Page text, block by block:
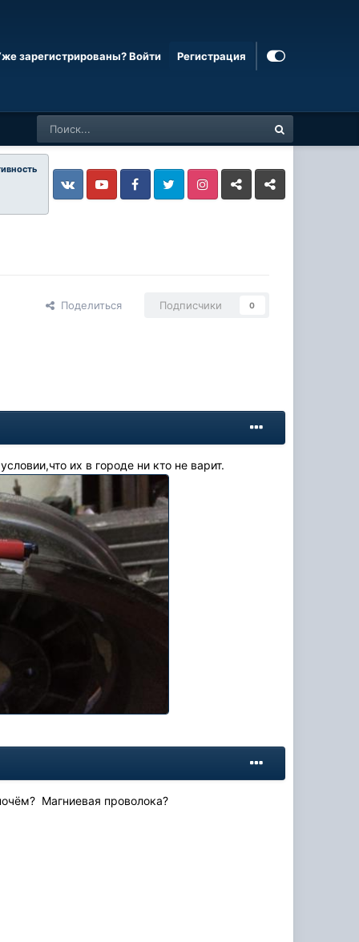
зарегистрированы? Войти Регистрация
VkontakteYouTube FacebookTwitter InstagramLivejournalOdnoklassniki
Поделиться Подписчики 0
их в городе ни кто не варит.
Магниевая проволока?